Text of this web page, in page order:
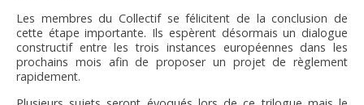
Les membres du Collectif se félicitent de la conclusion de
cette étape importante. Ils espèrent désormais un dialogue
constructif entre les trois instances européennes dans les
prochains mois afin de proposer un projet de règlement
rapidement.